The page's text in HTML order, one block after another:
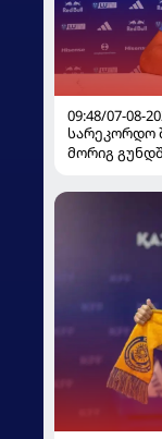
09:48/07-08-
სარეკორდო
მორიგ